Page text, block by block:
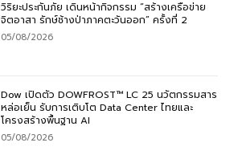
วิริยะประกันภัย เดินหน้ากิจกรรม “สร้างเครือข่าย
จิตอาสา รักษ์ช้างป่าภาคตะวันออก” ครั้งที่ 2
05/08/2026
Dow เปิดตัว DOWFROST™ LC 25 นวัตกรรมสาร
หล่อเย็น รับการเติบโต Data Center ไทยและ
โครงสร้างพื้นฐาน AI
05/08/2026